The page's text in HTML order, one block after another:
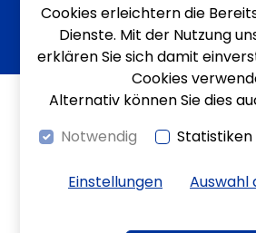
Cookies erleichtern die
Dienste. Mit der Nutzung
erklären Sie sich damit
Cookies
Alternativ können Sie dies
Notwendig
Statistiken
Einstellungen Auswahl